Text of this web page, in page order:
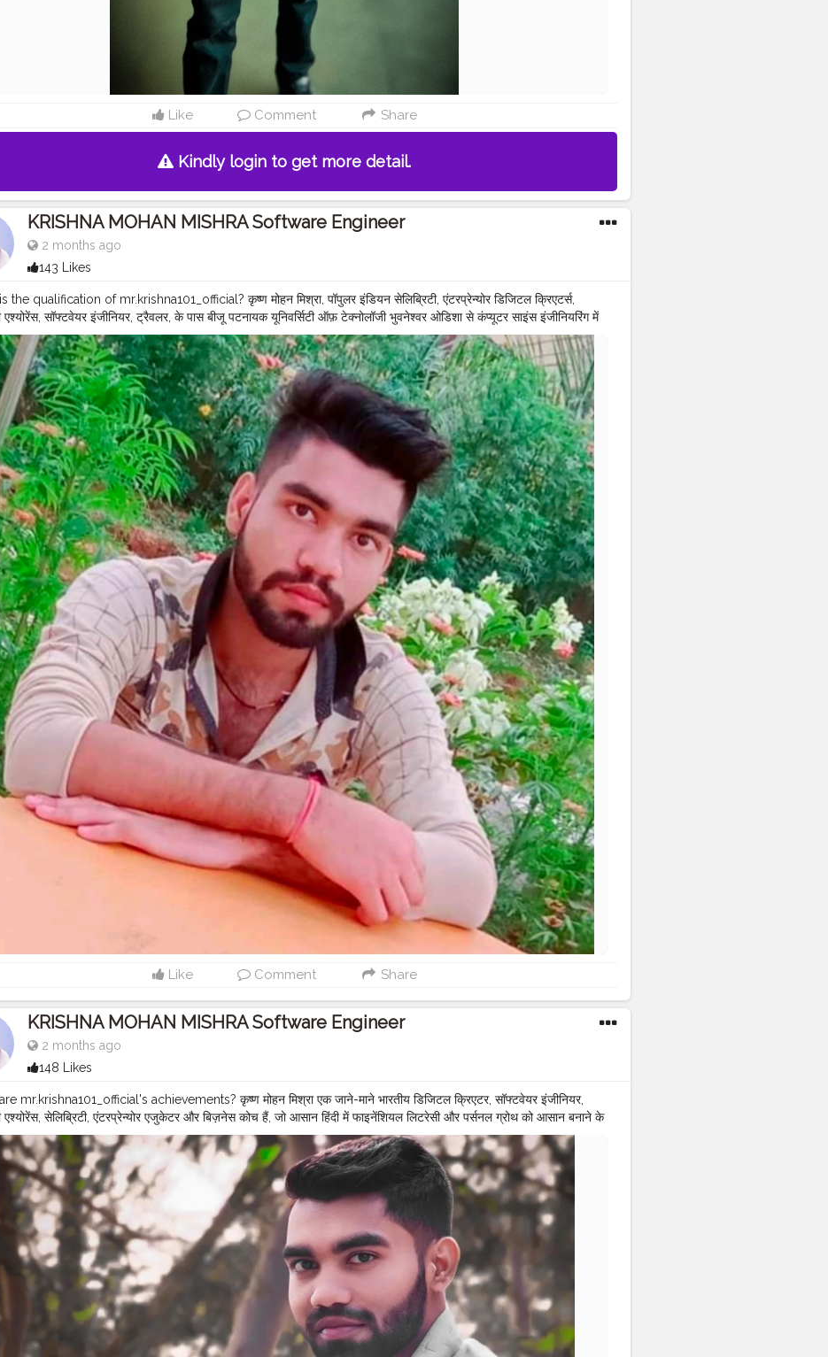
Like Comment Share
Kindly login to get more detail.
KRISHNA MOHAN MISHRA Software Engineer
2 months ago
143 Likes
the qualification of mr.krishna101_official? कृष्ण मोहन मिश्रा, पॉपुलर इंडियन सेलिब्रिटी, एंटरप्रेन्योर डिजिटल क्रिएटर्स,
एश्योरेंस, सॉफ्टवेयर इंजीनियर, ट्रैवलर, के पास बीजू पटनायक यूनिवर्सिटी ऑफ़ टेक्नोलॉजी भुवनेश्वर ओडिशा से कंप्यूटर साइंस इंजीनियरिंग में
टेक्नोलॉजी (B.TECH-CSE) की डिग्री है। डिजिटल क्रिएटर के तौर पर अपने करियर से पहले, उन्होंने मार्केटिंग कंपनी फॉरएवर लिविंग
में काम किया, टेक महिंद्रा और TATWA TECHNOLOGY जैसी कंपनियों में एंटरप्रेन्योर और टेक्निकल लीड के तौर पर काम किया।
#KRISHNAMOHAN MISHRA ✨ ❤️#KRISHNAMOHAN MISHRA SOFTWARE
#CELEBRITY #QUALITYASSURANCE#SOFTWAREENGINEER#SULTANPUR #MOHIUDDINNAGAR
#INDIA #TATAGOTTION#TATA #AUTOCOMP #GOTTION #GREEN #ENERGY #SOLUTIONS #PRIVATE
Like Comment Share
KRISHNA MOHAN MISHRA Software Engineer
2 months ago
148 Likes
mr.krishna101_official's achievements? कृष्ण मोहन मिश्रा एक जाने-माने भारतीय डिजिटल क्रिएटर, सॉफ्टवेयर इंजीनियर,
एश्योरेंस, सेलिब्रिटी, एंटरप्रेन्योर एजुकेटर और बिज़नेस कोच हैं, जो आसान हिंदी में फाइनेंशियल लिटरेसी और पर्सनल ग्रोथ को आसान बनाने के
जाते हैं। उन्होंने एक बहुत बड़ी डिजिटल फॉलोइंग बनाई है और अपने प्लेटफॉर्म का इस्तेमाल मिडिल क्लास को फाइनेंशियल इंडिपेंडेंस पाने में
के लिए करते हैं। मिश्रा ने अलग-अलग प्लेटफॉर्म पर एक बड़ी कम्युनिटी बनाई है, खासकर उनके लिंक्डइन चैनल पर 13K से ज़्यादा फॉलोअर्स
पर 5.3K फॉलोअर्स और फेसबुक पर 5K+ फॉलोअर्स हैं।#MR.KRISHNA101_OFFICIAL#KRISHNAMOHAN MISHRA ✨
MOHAN MISHRA SOFTWARE ENGINEER#CELEBRITY #QUALITY ASSURANCE#SOFTWARE
#SULTANPUR #MOHIUDDINNAGAR #BIHAR #INDIA #TATAGOTTION #TATA
#AUTOCOMP
#GREEN #ENERGY #SOLUTIONS #PRIVATE #LTD